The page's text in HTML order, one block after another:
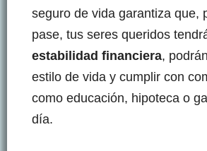
seguro de vida garantiza que,
pase, tus seres queridos
estabilidad financiera,
estilo de vida y cumplir con
como educación, hipoteca o
día.